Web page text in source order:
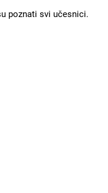
poznati svi učesnici.